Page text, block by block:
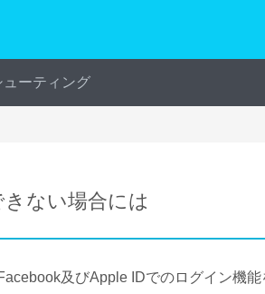
ューティング
ない場合には
及びApple IDでのログイン機